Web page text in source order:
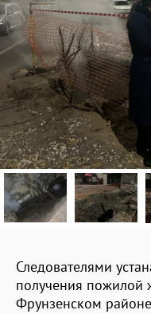
Следователями
получения
Фрунзенском